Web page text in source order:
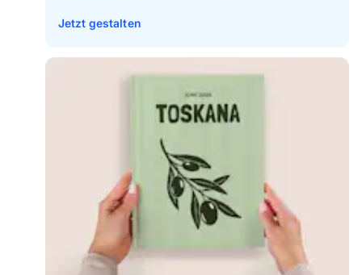
Jetzt gestalten